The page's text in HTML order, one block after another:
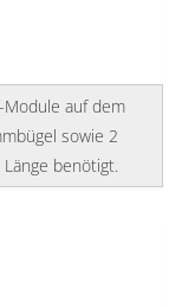
auf dem
sowie 2
benötigt.